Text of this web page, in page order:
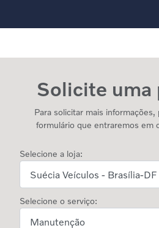
Solicite uma
Para solicitar mais
formulário que entraremos em
Selecione a loja:
Selecione o serviço: